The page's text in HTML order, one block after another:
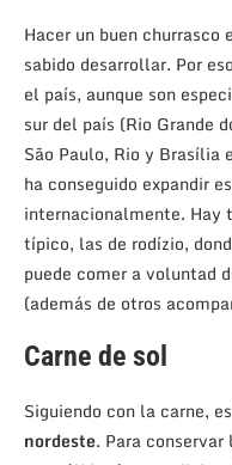
Hacer un buen churrasco
sabido desarrollar. Por
el país, aunque son
sur del país (Rio Grande
São Paulo, Rio y Brasília
ha conseguido expandir
internacionalmente. Hay
típico, las de rodízio,
puede comer a voluntad
(además de otros
Carne de sol
Siguiendo con la carne,
nordeste. Para conservar